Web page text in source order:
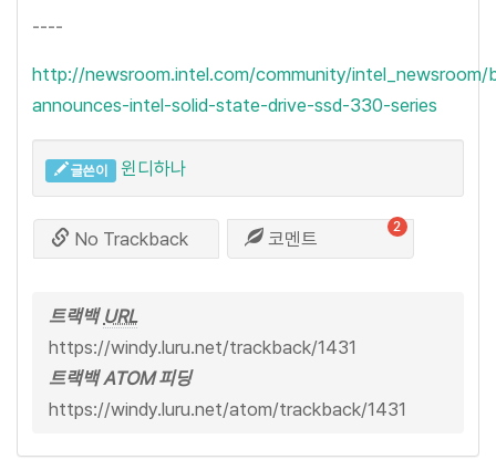
----
http://newsroom.intel.com/community/
announces-intel-solid-state-drive-ssd-330-series
글쓴이 윈디하나
No Trackback 코멘트
2
트랙백 URL
https://windy.luru.net/trackback/1431
트랙백 ATOM 피딩
https://windy.luru.net/atom/trackback/1431